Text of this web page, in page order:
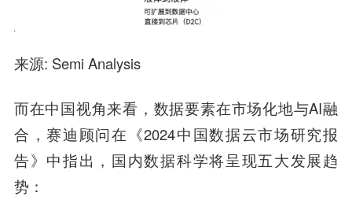
来源: Semi Analysis
而在中国视角来看，数据要素在市场化地与AI融
合，赛迪顾问在《2024中国数据云市场研究报
告》中指出，国内数据科学将呈现五大发展趋
势：